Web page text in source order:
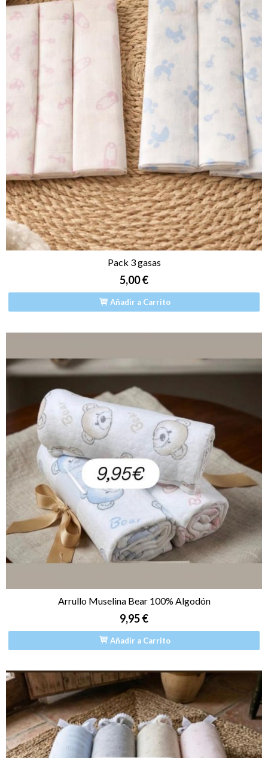
Pack 3 gasas
5,00 €
Añadir a Carrito
Arrullo Muselina Bear 100% Algodón
9,95 €
Añadir a Carrito